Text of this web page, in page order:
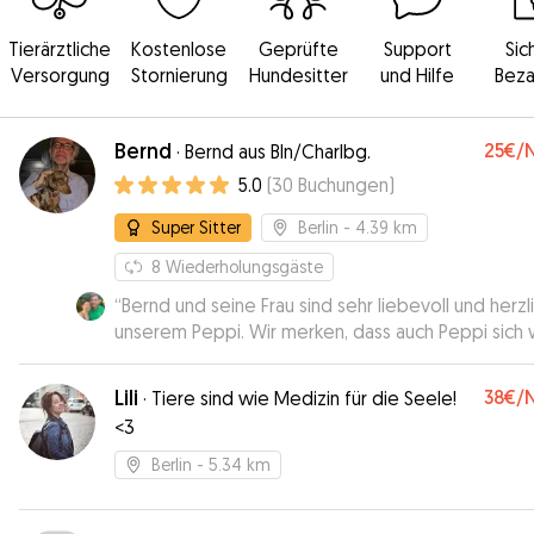
Tierärztliche
Versorgung
Kostenlose
Stornierung
Geprüfte
Hundesitter
Support
und Hilfe
Bernd · Bernd aus Bln/Charlbg. 25€/
5.0 (30 Buchungen)
Super Sitter Berlin - 4.39 km
8 Wiederholungsgäste
“Bernd und seine Frau sind sehr liebevoll und
unserem Peppi. Wir merken, dass auch Peppi sich
fühlt. Sie sind aktiv und beschäftigen sich mit ihm,
sodass bei Peppi keine Langeweile aufkommt.
Beiden waren stets verlässlich und sind auf unsere
Wünsche eingegangen. Wir sind sehr zufrieden und
werden unseren Peppi immer wieder Bernd und
Lili · Tiere sind wie Medizin für die Seele!
<3
38€/
Berlin - 5.34 km